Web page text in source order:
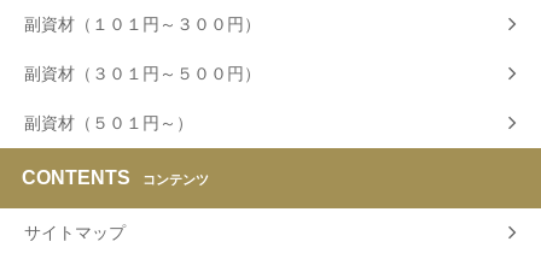
副資材（１０１円～３００円）
副資材（３０１円～５００円）
副資材（５０１円～）
CONTENTS コンテンツ
サイトマップ